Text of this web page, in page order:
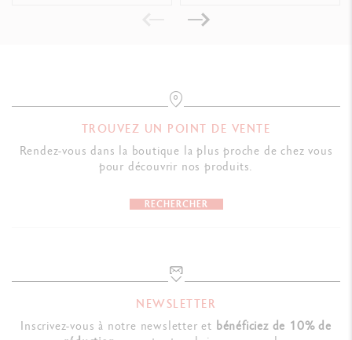
Réf. 2820.109
TROUVEZ UN POINT DE VENTE
Rendez-vous dans la boutique la plus proche de chez vous
pour découvrir nos produits.
RECHERCHER
NEWSLETTER
Inscrivez-vous à notre newsletter et bénéficiez de 10% de